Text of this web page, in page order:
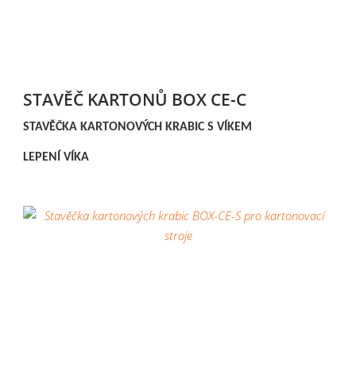
STAVĚČ KARTONŮ BOX CE-C
STAVĚČKA KARTONOVÝCH KRABIC S VÍKEM
LEPENÍ VÍKA